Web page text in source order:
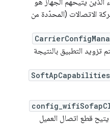
الذين يتيحهم الجهاز هو
الاتصالات (المحدّدة من
تزويد التطبيق بالنتيجة
يتيح قطع اتصال العميل